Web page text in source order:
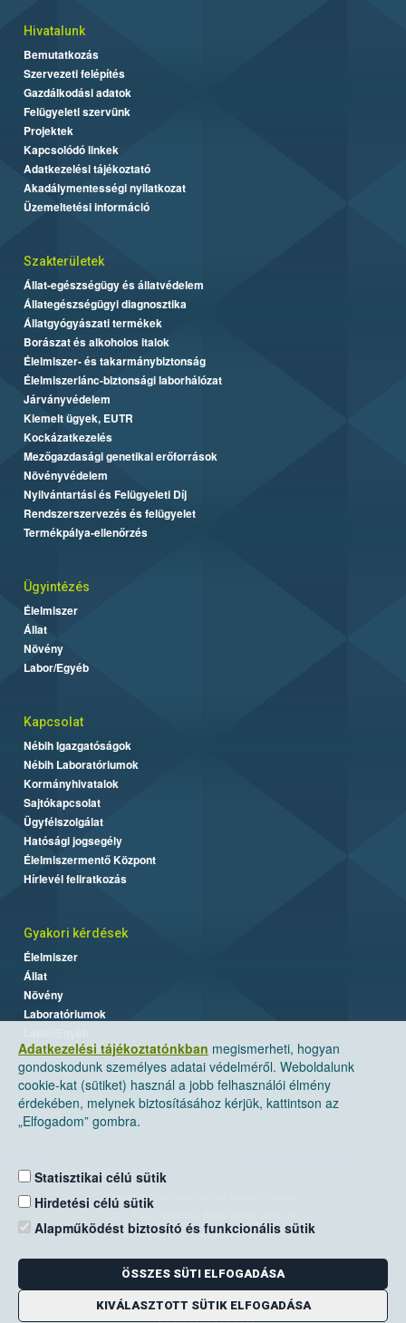
Adatkezelési tájékoztatónkban megismerheti, hogyan
gondoskodunk személyes adatai védelméről. Weboldalunk
cookie-kat (sütiket) használ a jobb felhasználói élmény
érdekében, melynek biztosításához kérjük, kattintson az
„Elfogadom” gombra.
Statisztikai célú sütik
Hirdetési célú sütik
Alapműködést biztosító és funkcionális sütik
ÖSSZES SÜTI ELFOGADÁSA
KIVÁLASZTOTT SÜTIK ELFOGADÁSA
Hivatalunk
Bemutatkozás
Szervezeti felépítés
Gazdálkodási adatok
Felügyeleti szervünk
Projektek
Kapcsolódó linkek
Adatkezelési tájékoztató
Akadálymentességi nyilatkozat
Üzemeltetési információ
Szakterületek
Állat-egészségügy és állatvédelem
Állategészségügyi diagnosztika
Állatgyógyászati termékek
Borászat és alkoholos italok
Élelmiszer- és takarmánybiztonság
Élelmiszerlánc-biztonsági laborhálózat
Járványvédelem
Kiemelt ügyek, EUTR
Kockázatkezelés
Mezőgazdasági genetikai erőforrások
Növényvédelem
Nyilvántartási és Felügyeleti Díj
Rendszerszervezés és felügyelet
Termékpálya-ellenőrzés
Ügyintézés
Élelmiszer
Állat
Növény
Labor/Egyéb
Kapcsolat
Nébih Igazgatóságok
Nébih Laboratóriumok
Kormányhivatalok
Sajtókapcsolat
Ügyfélszolgálat
Hatósági jogsegély
Élelmiszermentő Központ
Hírlevél feliratkozás
Gyakori kérdések
Élelmiszer
Állat
Növény
Laboratóriumok
Nemzeti Élelmiszerlánc-biztonsági Hivatal
Levelezési cím: 1525 Budapest. Pf. 30.
E-mail:ugyfelszolgalat@nebih.gov.hu
Zöld szám: 06-80/263-244
Telefon: 06-1/ 336-9000